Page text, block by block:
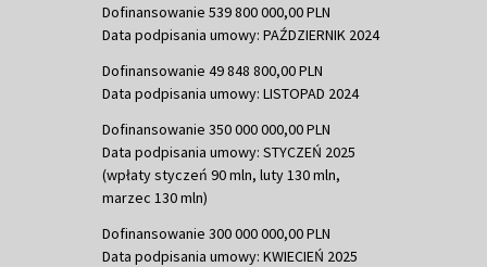
Dofinansowanie 539 800 000,00 PLN
Data podpisania umowy: PAŹDZIERNIK 2024
Dofinansowanie 49 848 800,00 PLN
Data podpisania umowy: LISTOPAD 2024
Dofinansowanie 350 000 000,00 PLN
Data podpisania umowy: STYCZEŃ 2025
(wpłaty styczeń 90 mln, luty 130 mln,
marzec 130 mln)
Dofinansowanie 300 000 000,00 PLN
Data podpisania umowy: KWIECIEŃ 2025